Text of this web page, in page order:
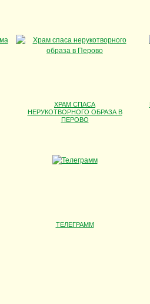
ХРАМ СПАСА
НЕРУКОТВОРНОГО ОБРАЗА В
ПЕРОВО
ТЕЛЕГРАММ